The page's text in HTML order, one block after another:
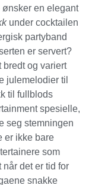
ønsker en elegant
under cocktailen
partyband
er servert?
bredt og variert
julemelodier til
til fullblods
spesielle,
seg stemningen
er ikke bare
som
det er tid for
snakke